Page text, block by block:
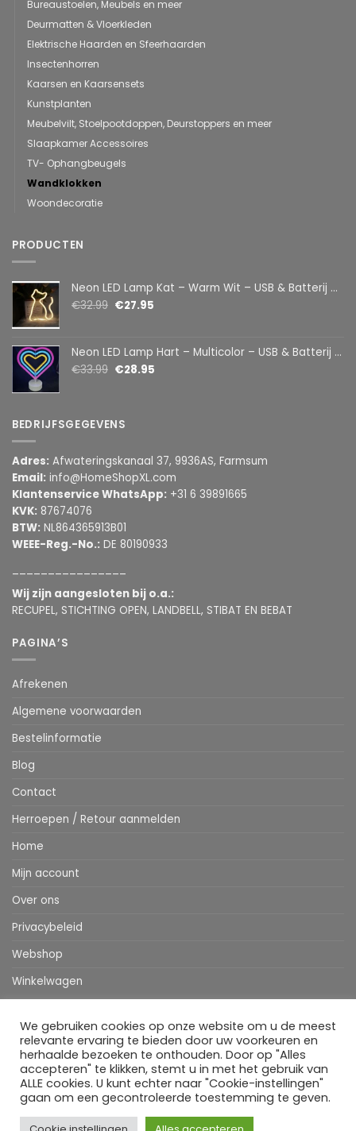
Bureaustoelen, Meubels en meer
Deurmatten & Vloerkleden
Elektrische Haarden en Sfeerhaarden
Insectenhorren
Kaarsen en Kaarsensets
Kunstplanten
Meubelvilt, Stoelpootdoppen, Deurstoppers en meer
Slaapkamer Accessoires
TV- Ophangbeugels
Wandklokken
Woondecoratie
PRODUCTEN
Neon LED Lamp Kat – Warm Wit – USB & Batterij – Decoratieve Tafellamp voor Kinderkamer – 28,5 x 24,5 cm
€32.99 €27.95
Neon LED Lamp Hart – Multicolor – USB & Batterij – Hartvormige Sfeerlamp – Kinderkamer & Slaapkamer – 25,2 x 23 cm
€33.99 €28.95
BEDRIJFSGEGEVENS
Adres: Afwateringskanaal 37, 9936AS, Farmsum
Email: info@HomeShopXL.com
Klantenservice WhatsApp: +31 6 39891665
KVK: 87674076
BTW: NL864365913B01
WEEE-Reg.-No.: DE 80190933
Wij zijn aangesloten bij o.a.:
RECUPEL, STICHTING OPEN, LANDBELL, STIBAT EN BEBAT
PAGINA’S
Afrekenen
Algemene voorwaarden
Bestelinformatie
Blog
Contact
Herroepen / Retour aanmelden
Home
Mijn account
Over ons
Privacybeleid
Webshop
Winkelwagen
Stripe MasterCardIDeal BancontactKlarna
Apple
Pay
HOME WEBSHOP MIJN ACCOUNT BESTELINFORMATIE OVER ONS
BLOG
Copyright 2026 ©Flatsome Theme
We gebruiken cookies op onze website om u de meest
relevante ervaring te bieden door uw voorkeuren en
herhaalde bezoeken te onthouden. Door op "Alles
accepteren" te klikken, stemt u in met het gebruik van
ALLE cookies. U kunt echter naar "Cookie-instellingen"
gaan om een gecontroleerde toestemming te geven.